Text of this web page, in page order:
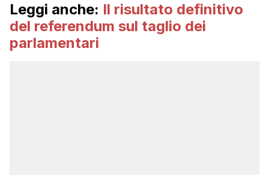
Leggi anche: Il risultato definitivo
del referendum sul taglio dei
parlamentari